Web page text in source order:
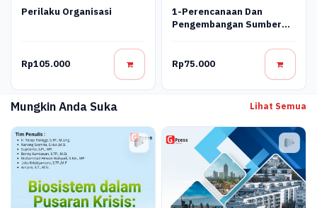
Perilaku Organisasi
Rp105.000
1-Perencanaan Dan
Pengembangan Sumber
Rp75.000
Mungkin Anda Suka Lihat Semua